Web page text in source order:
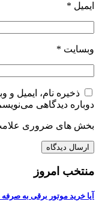
ایمیل *
وبسایت *
ذخیره نام، ایمیل
دوباره دیدگاهی
بخش های ضروری
منتخب امروز
آیا خرید موتور برقی به